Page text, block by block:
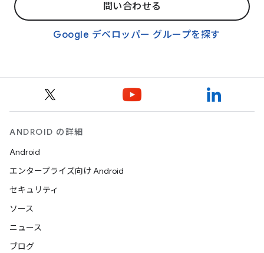
問い合わせる
Google デベロッパー グループを探す
ANDROID の詳細
Android
エンタープライズ向け Android
セキュリティ
ソース
ニュース
ブログ